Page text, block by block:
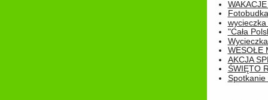
Fotobudka
"Cała
WESOŁE
AKCJA
ŚWIĘTO
Spotkanie